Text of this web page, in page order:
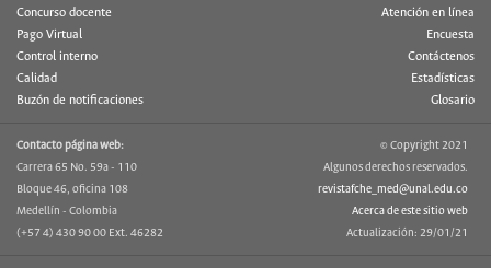
Concurso docente
Pago Virtual
Control interno
Calidad
Buzón de notificaciones
Atención en línea
Encuesta
Contáctenos
Estadísticas
Glosario
Contacto página web:
Carrera 65 No. 59a - 110
Bloque 46, oficina 108
Medellín - Colombia
(+57 4) 430 90 00 Ext. 46282
© Copyright 2021
Algunos derechos reservados.
revistafche_med@unal.edu.co
Acerca de este sitio web
Actualización: 29/01/21